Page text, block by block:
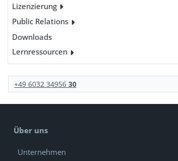
Lizenzierung
Public Relations
Downloads
Lernressourcen
+49 6032 3495630
Über uns
Unternehmen